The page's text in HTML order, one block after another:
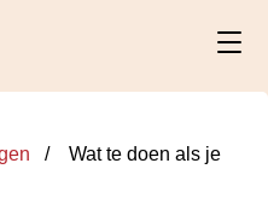
Wat te doen als je